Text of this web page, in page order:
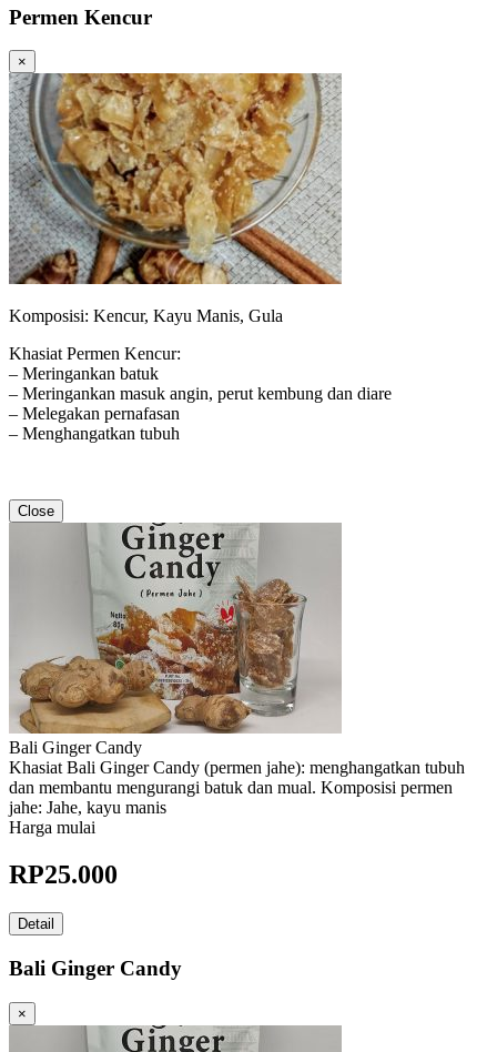
Permen Kencur
×
Komposisi: Kencur, Kayu Manis, Gula
Khasiat Permen Kencur:
– Meringankan batuk
– Meringankan masuk angin, perut kembung dan diare
– Melegakan pernafasan
– Menghangatkan tubuh
Close
Bali Ginger Candy
Khasiat Bali Ginger Candy (permen jahe): menghangatkan tubuh
dan membantu mengurangi batuk dan mual. Komposisi permen
jahe: Jahe, kayu manis
Harga mulai
RP25.000
Detail
Bali Ginger Candy
×